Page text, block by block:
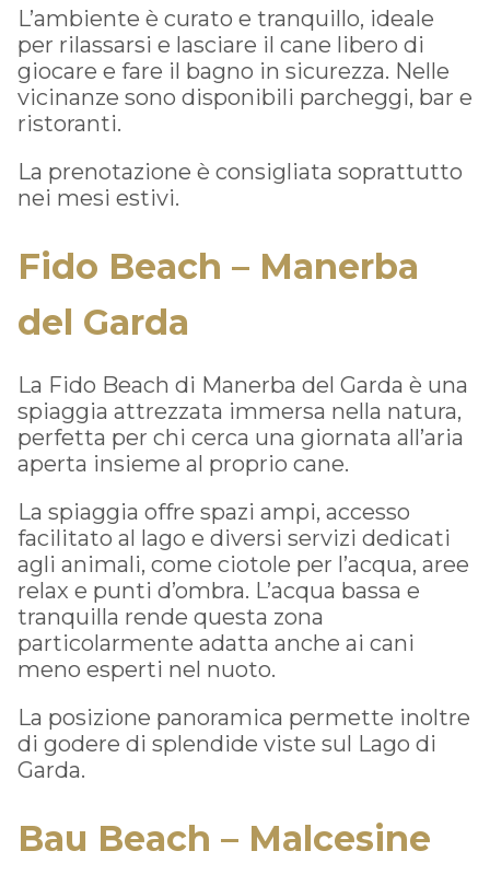
L’ambiente è curato e tranquillo, ideale
per rilassarsi e lasciare il cane libero di
giocare e fare il bagno in sicurezza. Nelle
vicinanze sono disponibili parcheggi, bar e
ristoranti.
La prenotazione è consigliata soprattutto
nei mesi estivi.
Fido Beach – Manerba
del Garda
La Fido Beach di Manerba del Garda è una
spiaggia attrezzata immersa nella natura,
perfetta per chi cerca una giornata all’aria
aperta insieme al proprio cane.
La spiaggia offre spazi ampi, accesso
facilitato al lago e diversi servizi dedicati
agli animali, come ciotole per l’acqua, aree
relax e punti d’ombra. L’acqua bassa e
tranquilla rende questa zona
particolarmente adatta anche ai cani
meno esperti nel nuoto.
La posizione panoramica permette inoltre
di godere di splendide viste sul Lago di
Garda.
Bau Beach – Malcesine